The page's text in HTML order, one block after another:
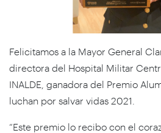
Felicitamos a la Mayor General
directora del Hospital Militar
INALDE, ganadora del Premio
luchan por salvar vidas 2021.
“Este premio lo recibo con el